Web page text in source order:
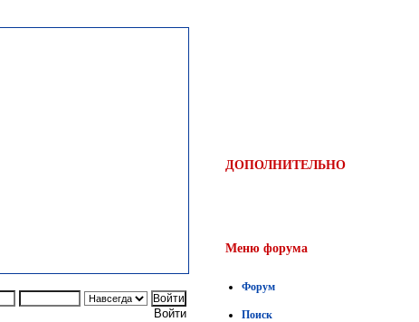
Войти
ДОПОЛНИТЕЛЬНО
Меню форума
Форум
Поиск